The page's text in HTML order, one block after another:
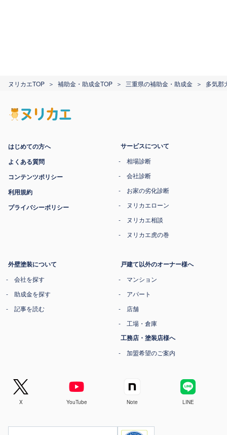
ヌリカエTOP 補助金・助成金TOP 三重県の補助金・助成金 多気郡
はじめての方へ
よくある質問
コンテンツポリシー
利用規約
プライバシーポリシー
サービスについて
相場診断
会社診断
お家の劣化診断
ヌリカエローン
ヌリカエ相談
ヌリカエ虎の巻
外壁塗装について
会社を探す
助成金を探す
記事を読む
戸建て以外のオーナー様へ
マンション
アパート
店舗
工場・倉庫
工務店・塗装店様へ
加盟希望のご案内
X YouTube Note LINE